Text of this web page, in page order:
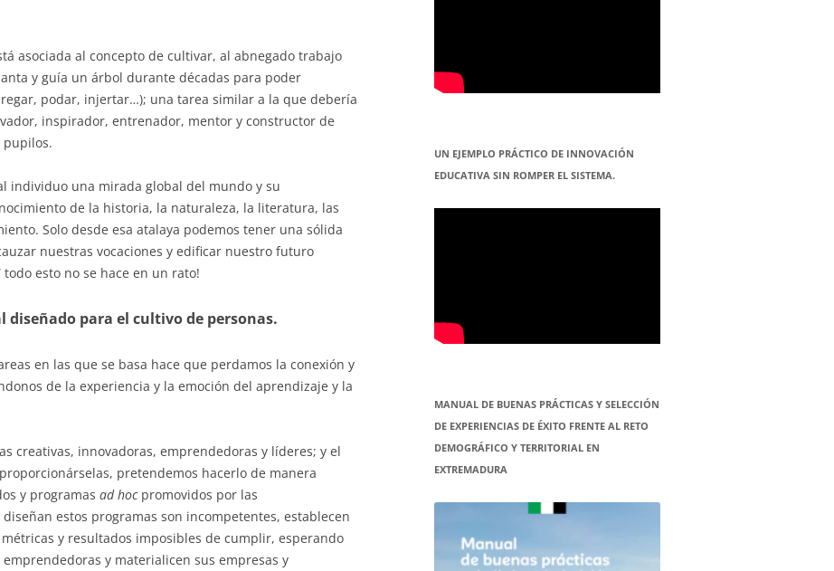
asociada al concepto de cultivar, al abnegado trabajo
y guía un árbol durante décadas para poder
podar, injertar…); una tarea similar a la que debería
inspirador, entrenador, mentor y constructor de
pupilos.
individuo una mirada global del mundo y su
de la historia, la naturaleza, la literatura, las
Solo desde esa atalaya podemos tener una sólida
nuestras vocaciones y edificar nuestro futuro
esto no se hace en un rato!
diseñado para el cultivo de personas.
en las que se basa hace que perdamos la conexión y
de la experiencia y la emoción del aprendizaje y la
creativas, innovadoras, emprendedoras y líderes; y el
pretendemos hacerlo de manera
y programas ad hocpromovidos por las
estos programas son incompetentes, establecen
y resultados imposibles de cumplir, esperando
y materialicen sus empresas y
UN EJEMPLO PRÁCTICO DE INNOVACIÓN
EDUCATIVA SIN ROMPER EL SISTEMA.
MANUAL DE BUENAS PRÁCTICAS Y SELECCIÓN
DE EXPERIENCIAS DE ÉXITO FRENTE AL RETO
DEMOGRÁFICO Y TERRITORIAL EN
EXTREMADURA